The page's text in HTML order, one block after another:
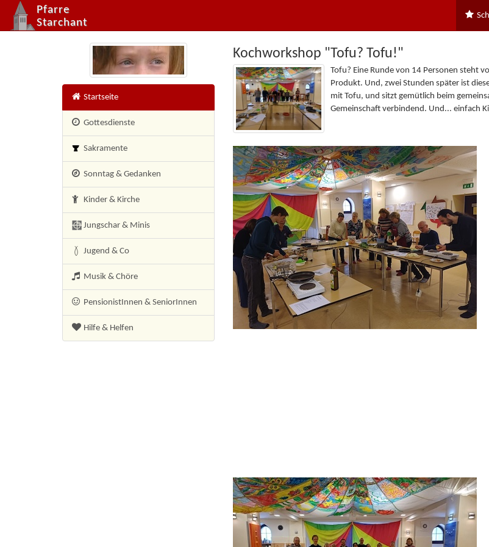
Pfarre
Starchant
×
Startseite
Gottesdienste
Sakramente
Sonntag & Gedanken
Kinder & Kirche
Jungschar & Minis
Jugend & Co
Musik & Chöre
PensionistInnen & SeniorInnen
Hilfe & Helfen
Kochworkshop "Tofu? Tofu!"
Tofu? Eine Runde von 14 Personen steht
Produkt. Und, zwei Stunden später ist
mit Tofu, und sitzt gemütlich beim
Gemeinschaft verbindend. Und... einfach